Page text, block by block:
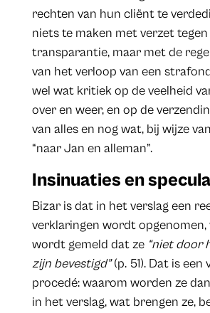
rechten van hun cliënt te
niets te maken met verzet tegen
transparantie, maar met de
van het verloop van een
wel wat kritiek op de veelheid
over en weer, en op de
van alles en nog wat, bij wijze
“naar Jan en alleman”.
Insinuaties en
Bizar is dat in het verslag een
verklaringen wordt opgenomen,
wordt gemeld dat ze“niet door
zijn bevestigd”(p. 51). Dat is een
procedé: waarom worden ze
in het verslag, wat brengen ze,